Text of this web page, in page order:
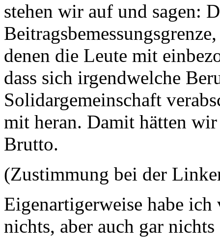
stehen wir auf und sagen:
denen die Leute mit
dass sich irgendwelche
Solidargemeinschaft
mit heran. Damit hätten
Brutto.
(Zustimmung bei der
Eigenartigerweise habe
nichts, aber auch gar